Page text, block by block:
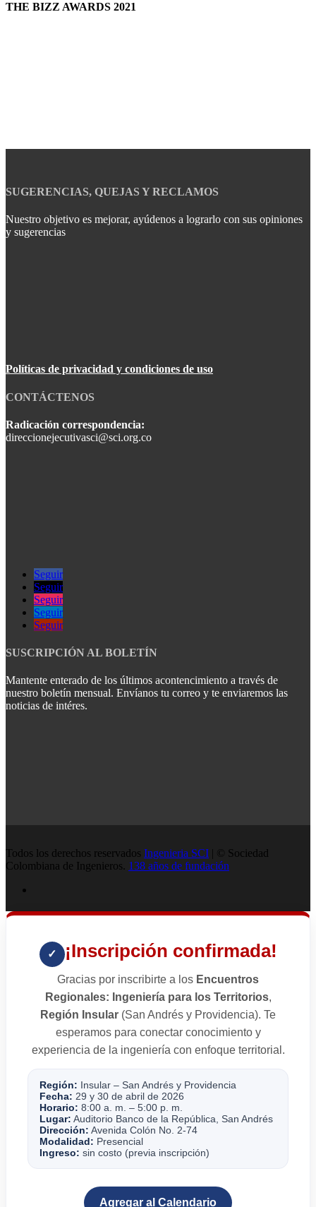
THE BIZZ AWARDS 2021
SUGERENCIAS, QUEJAS Y RECLAMOS
Nuestro objetivo es mejorar, ayúdenos a lograrlo con sus opiniones
y sugerencias
Políticas de privacidad y condiciones de uso
CONTÁCTENOS
Radicación correspondencia:
direccionejecutivasci@sci.org.co
Seguir
Seguir
Seguir
Seguir
Seguir
SUSCRIPCIÓN AL BOLETÍN
Mantente enterado de los últimos acontencimiento a través de
nuestro boletín mensual. Envíanos tu correo y te enviaremos las
noticias de intéres.
Todos los derechos reservados Ingenieria SCI | © Sociedad
Colombiana de Ingenieros. 138 años de fundación
✓ ¡Inscripción confirmada!
Gracias por inscribirte a los Encuentros
Regionales: Ingeniería para los Territorios,
Región Insular (San Andrés y Providencia). Te
esperamos para conectar conocimiento y
experiencia de la ingeniería con enfoque territorial.
Región: Insular – San Andrés y Providencia
Fecha: 29 y 30 de abril de 2026
Horario: 8:00 a. m. – 5:00 p. m.
Lugar: Auditorio Banco de la República, San Andrés
Dirección: Avenida Colón No. 2-74
Modalidad: Presencial
Ingreso: sin costo (previa inscripción)
Agregar al Calendario